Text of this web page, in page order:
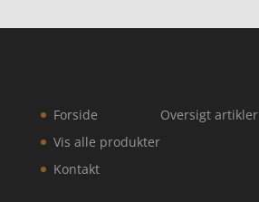
Forside
Vis alle produkter
Kontakt
Oversigt artikler